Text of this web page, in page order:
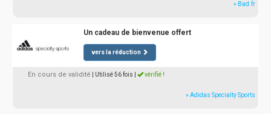
» Bad.fr
Un cadeau de bienvenue offert
vers la réduction
En cours de validité | Utilisé 56 fois vérifié !
» Adidas Specialty Sports